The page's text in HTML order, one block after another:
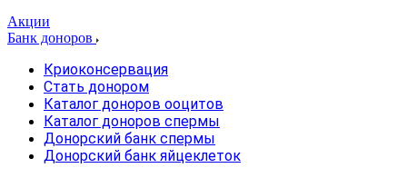
Акции
Банк доноров
Криоконсервация
Стать донором
Каталог доноров ооцитов
Каталог доноров спермы
Донорский банк спермы
Донорский банк яйцеклеток